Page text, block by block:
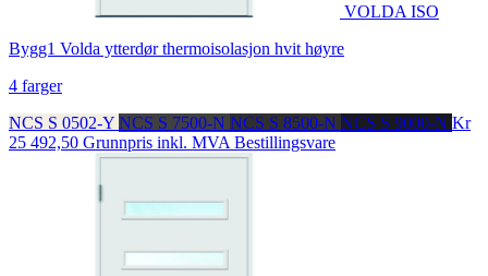
VOLDA ISO
Bygg1 Volda ytterdør thermoisolasjon hvit høyre
4 farger
NCS S 0502-Y NCS S 7500-N NCS S 8500-N NCS S 9000-N Kr
25 492,50 Grunnpris inkl. MVA Bestillingsvare